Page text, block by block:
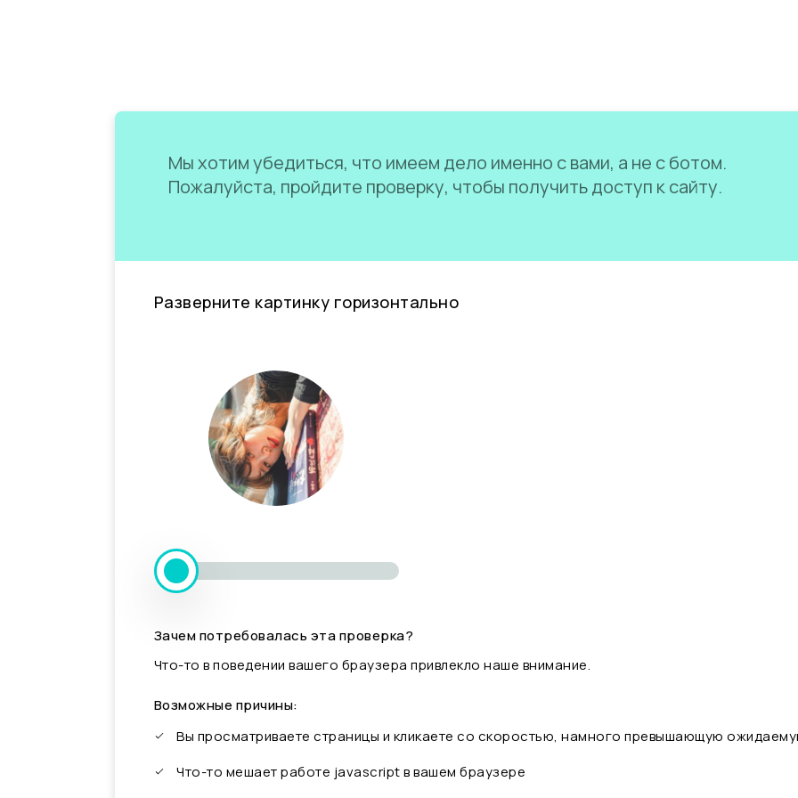
Мы хотим убедиться, что имеем дело именно с вами, а не с ботом.
Пожалуйста, пройдите проверку, чтобы получить доступ к сайту.
Разверните картинку горизонтально
Зачем потребовалась эта проверка?
Что-то в поведении вашего браузера привлекло наше внимание.
Возможные причины:
Вы просматриваете страницы и кликаете со скоростью, намного превышающую
Что-то мешает работе javascript в вашем браузере